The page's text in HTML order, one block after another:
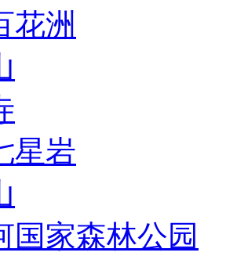
花洲
星岩
国家森林公园